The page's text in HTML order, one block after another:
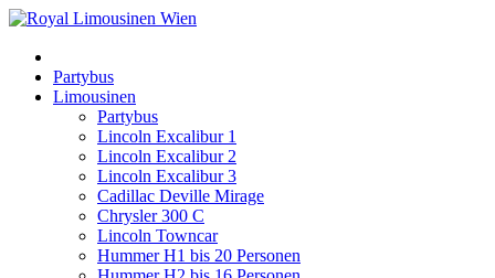
Partybus
Limousinen
Partybus
Lincoln Excalibur 1
Lincoln Excalibur 2
Lincoln Excalibur 3
Cadillac Deville Mirage
Chrysler 300 C
Lincoln Towncar
Hummer H1 bis 20 Personen